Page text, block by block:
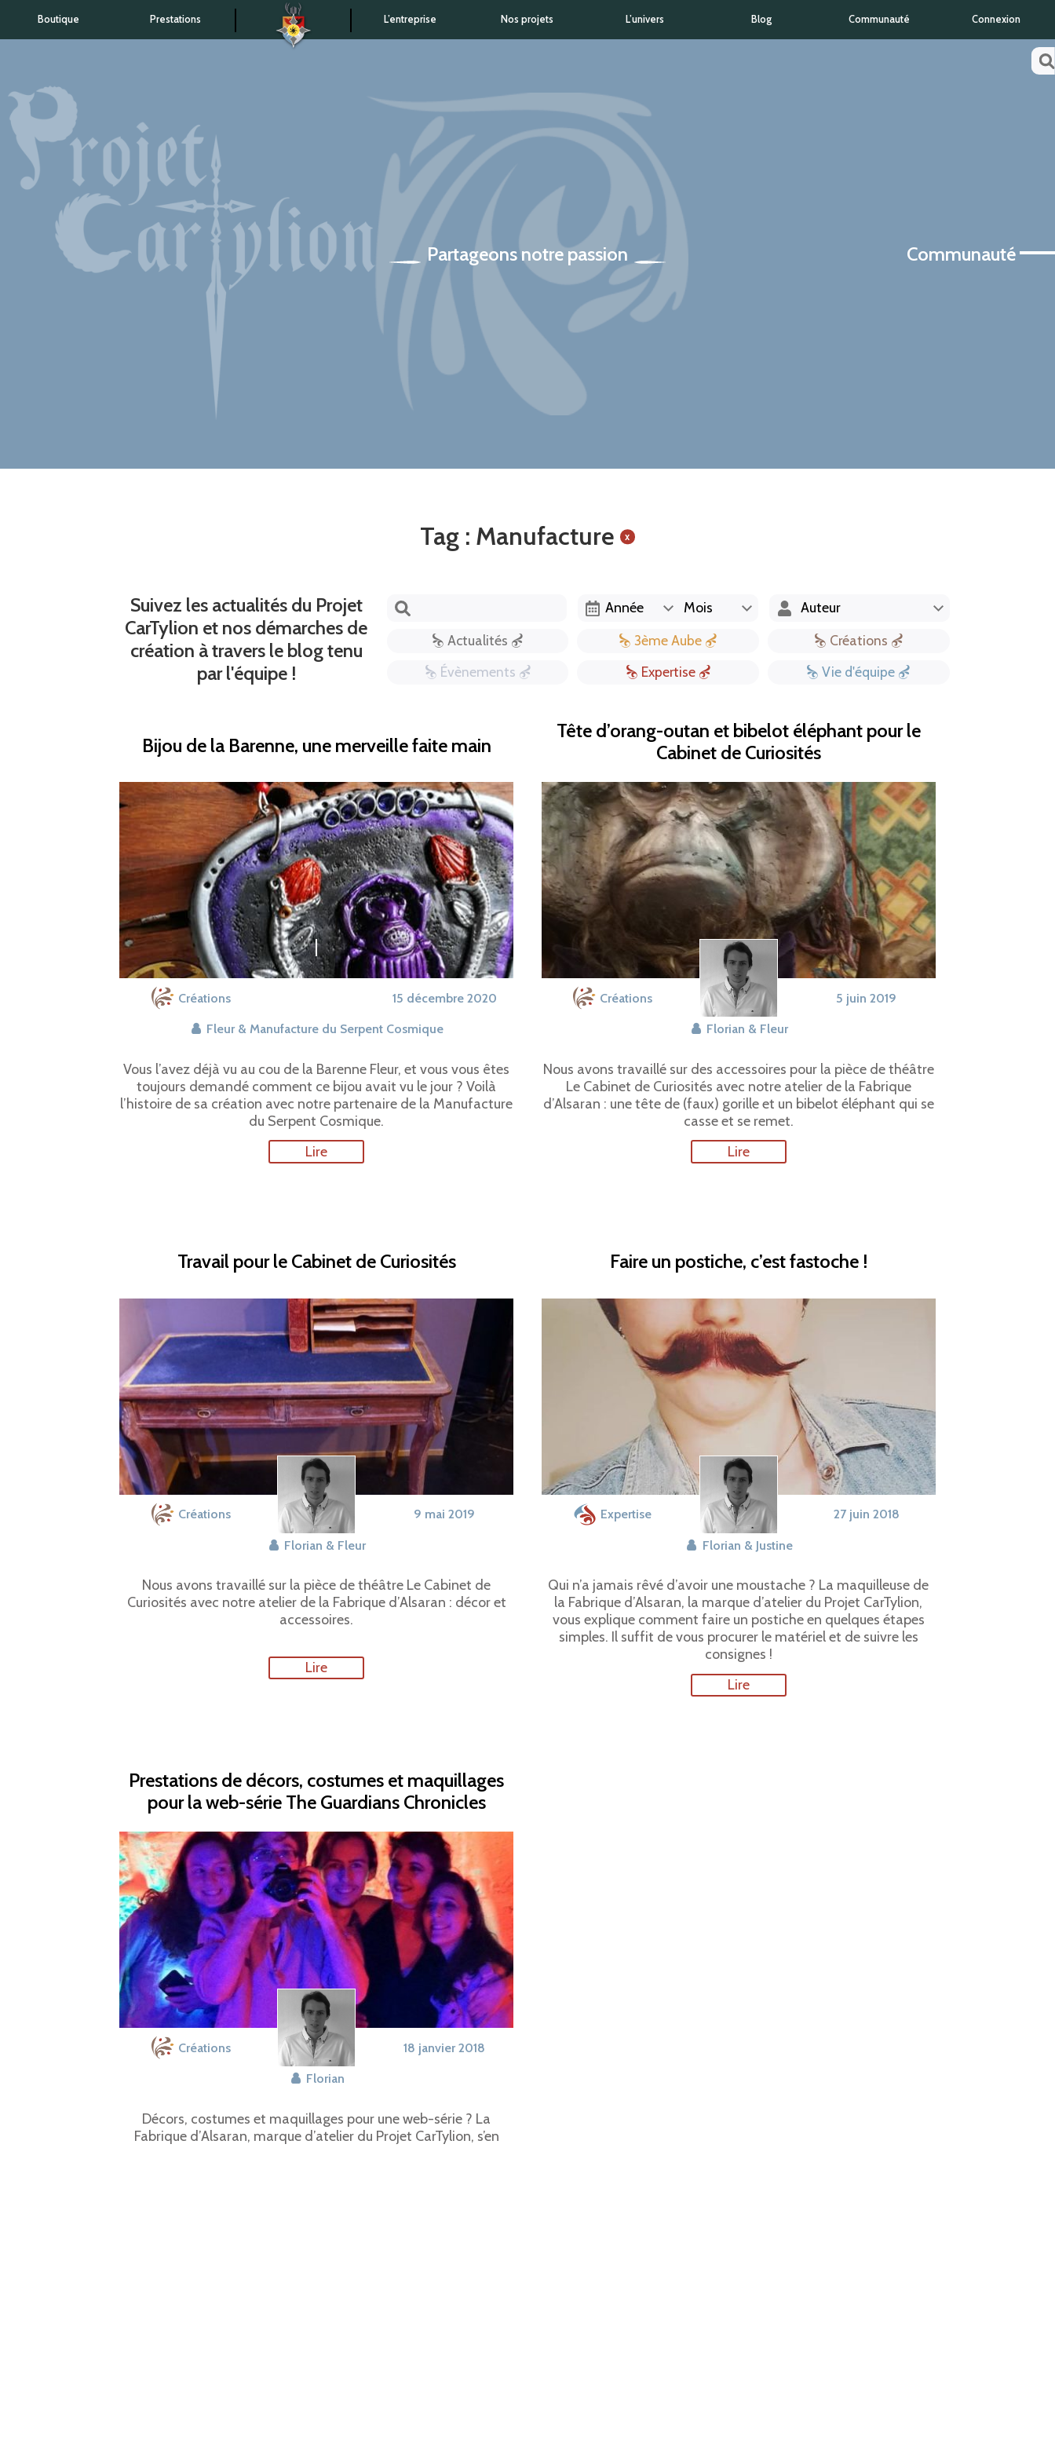
Partageons notre passion Communauté
Boutique Prestations Accueil L’entreprise Nos projets L’univers Blog Communauté Connexion
Tag : Manufacture x
Suivez les actualités du Projet
CarTylion et nos démarches de
création à travers le blog tenu
par l'équipe !
Actualités 3ème Aube
Créations
Évènements
Expertise Vie d'équipe
Bijou de la Barenne, une merveille faite main
Créations
Fleur & Manufacture du Serpent Cosmique
15 décembre 2020
Vous l’avez déjà vu au cou de la Barenne Fleur, et vous vous êtes
toujours demandé comment ce bijou avait vu le jour ? Voilà
l’histoire de sa création avec notre partenaire de la Manufacture
du Serpent Cosmique.
Lire
Tête d’orang-outan et bibelot éléphant pour le
Cabinet de Curiosités
Créations
Florian & Fleur
5 juin 2019
Nous avons travaillé sur des accessoires pour la pièce de théâtre
Le Cabinet de Curiosités avec notre atelier de la Fabrique
d’Alsaran : une tête de (faux) gorille et un bibelot éléphant qui se
casse et se remet.
Lire
Travail pour le Cabinet de Curiosités
Créations
Florian & Fleur
9 mai 2019
Nous avons travaillé sur la pièce de théâtre Le Cabinet de
Curiosités avec notre atelier de la Fabrique d’Alsaran : décor et
accessoires.
Lire
Faire un postiche, c’est fastoche !
Expertise
Florian & Justine
27 juin 2018
Qui n’a jamais rêvé d’avoir une moustache ? La maquilleuse de
la Fabrique d’Alsaran, la marque d’atelier du Projet CarTylion,
vous explique comment faire un postiche en quelques étapes
simples. Il suffit de vous procurer le matériel et de suivre les
consignes !
Lire
Prestations de décors, costumes et maquillages
pour la web-série The Guardians Chronicles
Créations
Florian
18 janvier 2018
Décors, costumes et maquillages pour une web-série ? La
Fabrique d’Alsaran, marque d’atelier du Projet CarTylion, s’en